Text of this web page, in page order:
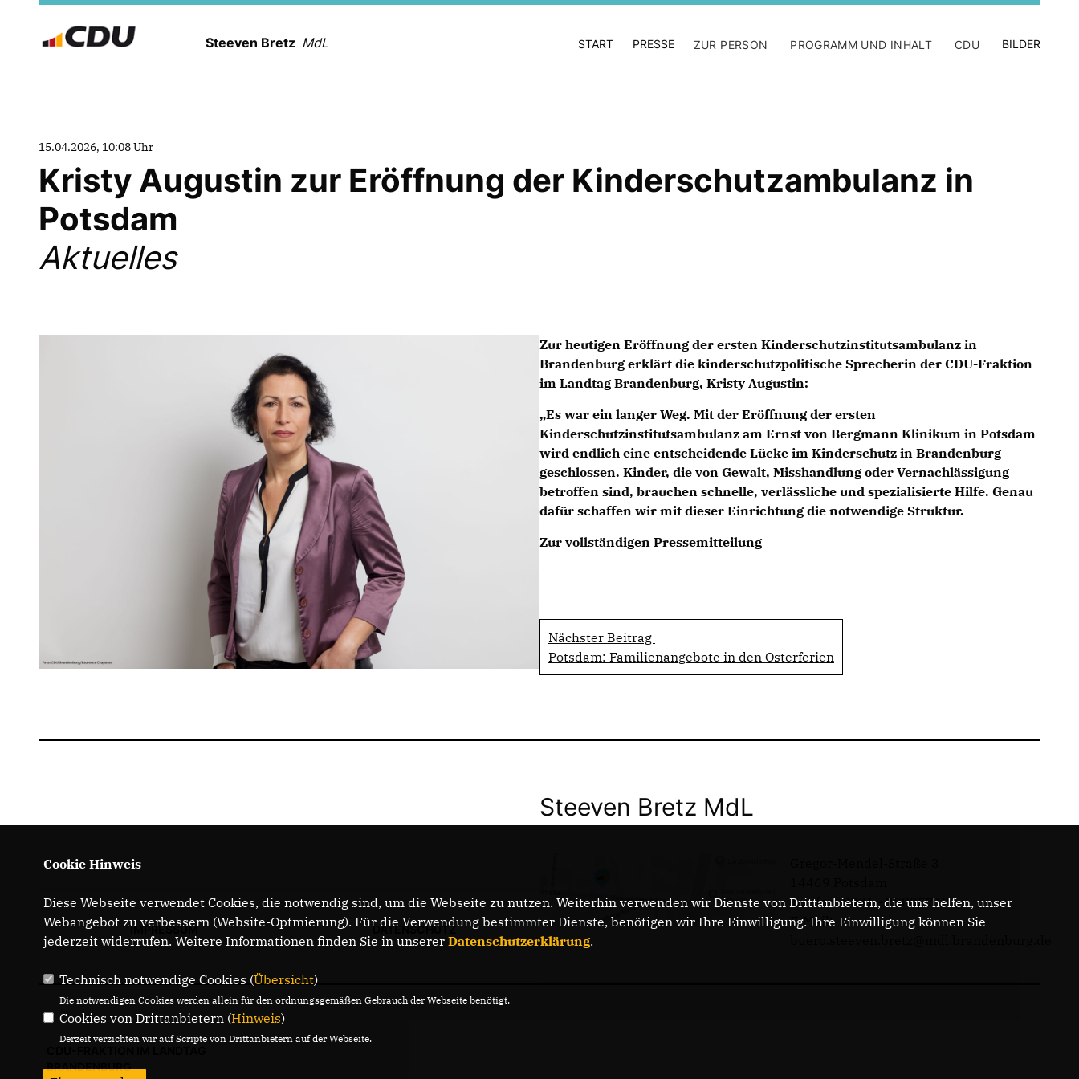
Steeven Bretz MdL START PRESSE ZUR PERSON PROGRAMM UND INHALT CDU BILDER
15.04.2026, 10:08 Uhr
Kristy Augustin zur Eröffnung der Kinderschutzambulanz in
Potsdam
Aktuelles
Zur heutigen Eröffnung der ersten Kinderschutzinstitutsambulanz in
Brandenburg erklärt die kinderschutzpolitische Sprecherin der CDU-Fraktion
im Landtag Brandenburg, Kristy Augustin:
Es war ein langer Weg. Mit der Eröffnung der ersten
Kinderschutzinstitutsambulanz am Ernst von Bergmann Klinikum in Potsdam
wird endlich eine entscheidende Lücke im Kinderschutz in Brandenburg
geschlossen. Kinder, die von Gewalt, Misshandlung oder Vernachlässigung
betroffen sind, brauchen schnelle, verlässliche und spezialisierte Hilfe. Genau
dafür schaffen wir mit dieser Einrichtung die notwendige Struktur.
Zur vollständigen Pressemitteilung
Nächster Beitrag
Potsdam: Familienangebote in den Osterferien
IMPRESSUM DATENSCHUTZ
Steeven Bretz MdL
Telefon: 0331 - 20085713
E-Mail:
BRANDENBURG
Cookie Hinweis
Diese Webseite verwendet Cookies, die notwendig sind, um die Webseite zu nutzen. Weiterhin verwenden wir Dienste von Drittanbietern, die uns helfen, unser
Webangebot zu verbessern (Website-Optmierung). Für die Verwendung bestimmter Dienste, benötigen wir Ihre Einwilligung. Ihre Einwilligung können Sie
jederzeit widerrufen. Weitere Informationen finden Sie in unserer Datenschutzerklärung.
Technisch notwendige Cookies (Übersicht)
Die notwendigen Cookies werden allein für den ordnungsgemäßen Gebrauch der Webseite benötigt.
Cookies von Drittanbietern (Hinweis)
Derzeit verzichten wir auf Scripte von Drittanbietern auf der Webseite.